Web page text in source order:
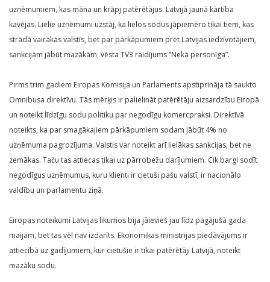
uzņēmumiem, kas māna un krāpj patērētājus. Latvijā jaunā kārtība
kavējas. Lielie uzņēmumi uzstāj, ka lielos sodus jāpiemēro tikai tiem, kas
strādā vairākās valstīs, bet par pārkāpumiem pret Latvijas iedzīvotājiem,
sankcijām jābūt mazākām, vēsta TV3 raidījums “Nekā personīga”.
Pirms trim gadiem Eiropas Komisija un Parlaments apstiprināja tā saukto
Omnibusa direktīvu. Tās mērķis ir palielināt patērētāju aizsardzību Eiropā
un noteikt līdzīgu sodu politiku par negodīgu komercpraksi. Direktīvā
noteikts, ka par smagākajiem pārkāpumiem sodam jābūt 4% no
uzņēmuma pagrozījuma. Valstis var noteikt arī lielākas sankcijas, bet ne
zemākas. Taču tas attiecas tikai uz pārrobežu darījumiem. Cik bargi sodīt
negodīgus uzņēmumus, kuru klienti ir cietuši pašu valstī, ir nacionālo
valdību un parlamentu ziņā.
Eiropas noteikumi Latvijas likumos bija jāievieš jau līdz pagājušā gada
maijam, bet tas vēl nav izdarīts. Ekonomikas ministrijas piedāvājums ir
attiecībā uz gadījumiem, kur cietušie ir tikai patērētāji Latvijā, noteikt
mazāku sodu.